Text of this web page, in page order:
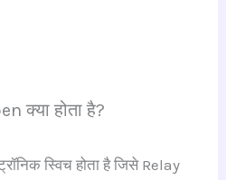
क्या होता है?
स्विच होता है जिसे Relay